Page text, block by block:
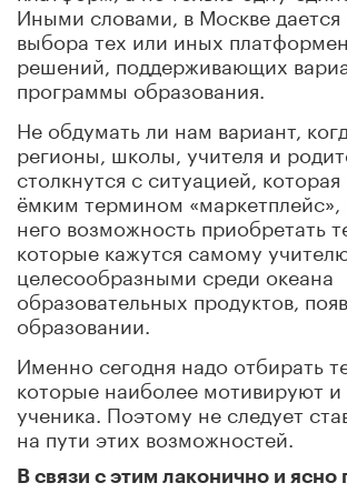
Иными словами, в Москве
выбора тех или иных
решений, поддерживающих
программы образования.
Не обдумать ли нам вариант,
регионы, школы, учителя и
столкнутся с ситуацией, которая
ёмким термином «маркетплейс»,
него возможность приобретать
которые кажутся самому
целесообразными среди океана
образовательных продуктов,
образовании.
Именно сегодня надо отбирать
которые наиболее мотивируют и
ученика. Поэтому не следует
на пути этих возможностей.
В связи с этим лаконично и